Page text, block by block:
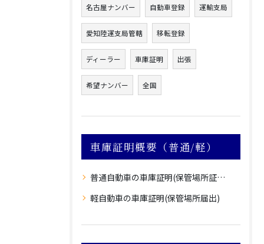
名古屋ナンバー 自動車登録 運輸支局
愛知陸運支局管轄 移転登録
ディーラー 車庫証明 出張
希望ナンバー 全国
車庫証明概要（普通/軽）
普通自動車の車庫証明(保管場所証明申請)
軽自動車の車庫証明(保管場所届出)